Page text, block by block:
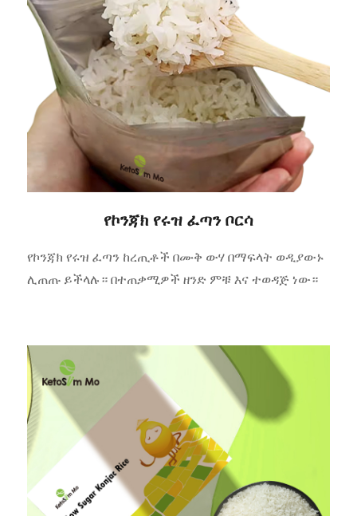
የኮንጃክ የሩዝ ፈጣን ቦርሳ
የኮንጃክ የሩዝ ፈጣን ከረጢቶች በሙቅ ውሃ በማፍላት ወዲያውኑ
ሊጠጡ ይችላሉ። በተጠቃሚዎች ዘንድ ምቹ እና ተወዳጅ ነው።